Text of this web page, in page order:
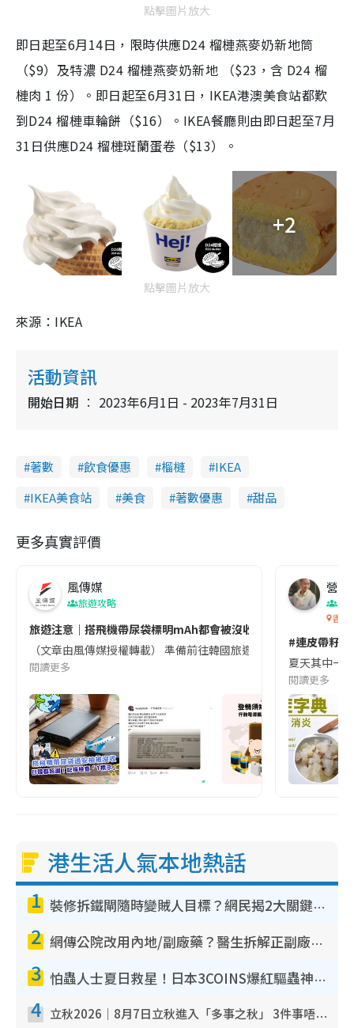
點擊圖片放大
即日起至6月14日，限時供應D24 榴槤燕麥奶新地筒
（$9）及特濃 D24 榴槤燕麥奶新地 （$23，含 D24 榴
槤肉 1 份）。即日起至6月31日，IKEA港澳美食站都歎
到D24 榴槤車輪餅（$16）。IKEA餐廳則由即日起至7月
31日供應D24 榴槤斑蘭蛋卷（$13）。
+2
點擊圖片放大
來源：IKEA
活動資訊
開始日期 2023年6月1日 - 2023年7月31日
著數 飲食優惠 榴槤
IKEA
IKEA美食站
美食 著數優惠 甜品
更多真實評價
風傳媒
旅遊攻略
旅遊注意｜搭飛機帶尿袋標明mAh都會被沒收😱出發前切記檢查
（文章由風傳媒授權轉載） 準備前往韓國旅遊的民眾，近期要
閱讀更多
營養
香港
#連皮帶籽
夏天其中一
閱讀更多
港生活人氣本地熱話
1 裝修拆鐵閘隨時變賊人目標？網民揭2大關鍵用途：裝新式等於白裝？附新舊鐵閘分別
2 網傳公院改用內地/副廠藥？醫生拆解正副廠分別 揭4類人換藥隨時出事
3 怕蟲人士夏日救星！日本3COINS爆紅驅蟲神器$45起 1招「全程免觸碰」輕鬆搞定小強
4 立秋2026｜8月7日立秋進入「多事之秋」 3件事唔做得！專家教6招開運 清枱頭／銀包納氣接好運